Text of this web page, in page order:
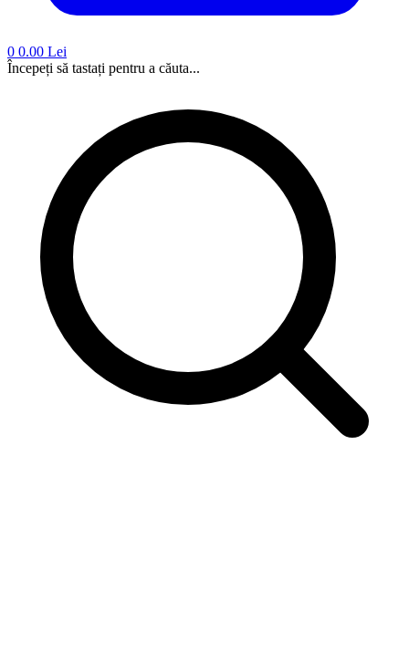
0 0.00 Lei
Începeți să tastați pentru a căuta...